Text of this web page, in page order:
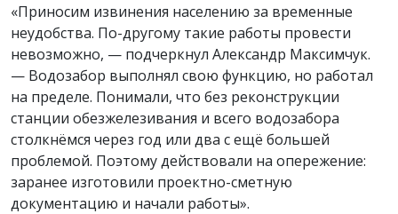
«Приносим извинения населению за временные
неудобства. По-другому такие работы провести
невозможно, — подчеркнул Александр Максимчук.
— Водозабор выполнял свою функцию, но работал
на пределе. Понимали, что без реконструкции
станции обезжелезивания и всего водозабора
столкнёмся через год или два с ещё большей
проблемой. Поэтому действовали на опережение:
заранее изготовили проектно-сметную
документацию и начали работы».